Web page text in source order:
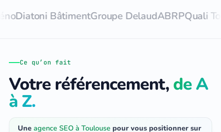
BâtimentGroupe Delaud ABRPQuali Toiture
Ce qu’on fait
Votre référencement,de A
à Z.
Une agence SEO à Toulouse pour vous positionner sur